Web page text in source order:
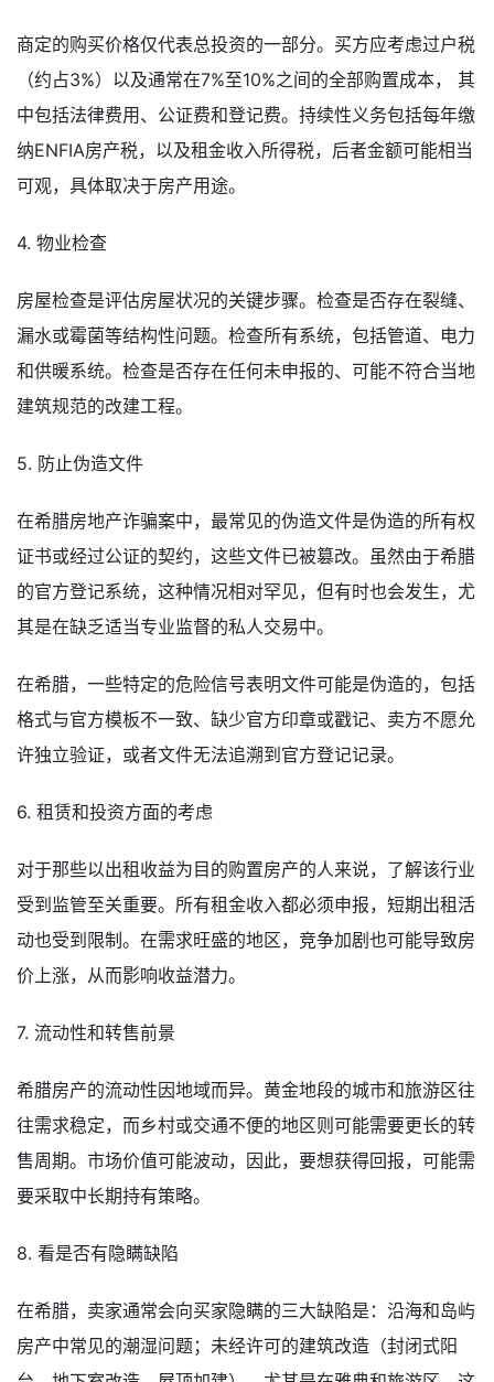
商定的购买价格仅代表总投资的一部分。买方应考虑过户税
（约占3%）以及通常在7%至10%之间的全部购置成本， 其
中包括法律费用、公证费和登记费。持续性义务包括每年缴
纳ENFIA房产税，以及租金收入所得税，后者金额可能相当
可观，具体取决于房产用途。
4. 物业检查
房屋检查是评估房屋状况的关键步骤。检查是否存在裂缝、
漏水或霉菌等结构性问题。检查所有系统，包括管道、电力
和供暖系统。检查是否存在任何未申报的、可能不符合当地
建筑规范的改建工程。
5. 防止伪造文件
在希腊房地产诈骗案中，最常见的伪造文件是伪造的所有权
证书或经过公证的契约，这些文件已被篡改。虽然由于希腊
的官方登记系统，这种情况相对罕见，但有时也会发生，尤
其是在缺乏适当专业监督的私人交易中。
在希腊，一些特定的危险信号表明文件可能是伪造的，包括
格式与官方模板不一致、缺少官方印章或戳记、卖方不愿允
许独立验证，或者文件无法追溯到官方登记记录。
6. 租赁和投资方面的考虑
对于那些以出租收益为目的购置房产的人来说，了解该行业
受到监管至关重要。所有租金收入都必须申报，短期出租活
动也受到限制。在需求旺盛的地区，竞争加剧也可能导致房
价上涨，从而影响收益潜力。
7. 流动性和转售前景
希腊房产的流动性因地域而异。黄金地段的城市和旅游区往
往需求稳定，而乡村或交通不便的地区则可能需要更长的转
售周期。市场价值可能波动，因此，要想获得回报，可能需
要采取中长期持有策略。
8. 看是否有隐瞒缺陷
在希腊，卖家通常会向买家隐瞒的三大缺陷是：沿海和岛屿
房产中常见的潮湿问题；未经许可的建筑改造（封闭式阳